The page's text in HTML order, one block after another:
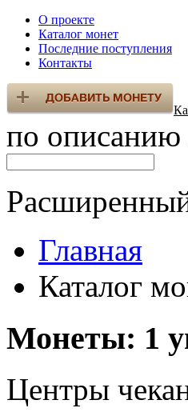
О проекте
Каталог монет
Последние поступления
Контакты
по
Главная
Каталог
Монеты: 1
Центры